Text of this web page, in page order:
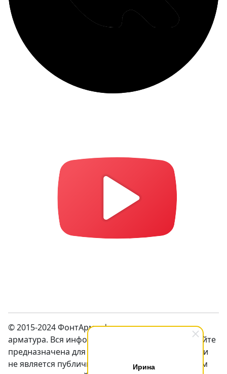
Ирина
© 2015-2024 ФонтАрм – фонтанная устьевая
арматура. Вся информация предсталенная на сайте
предназначена для ознакомления с продукцией и
не является публичной оффертой. Перед заказом